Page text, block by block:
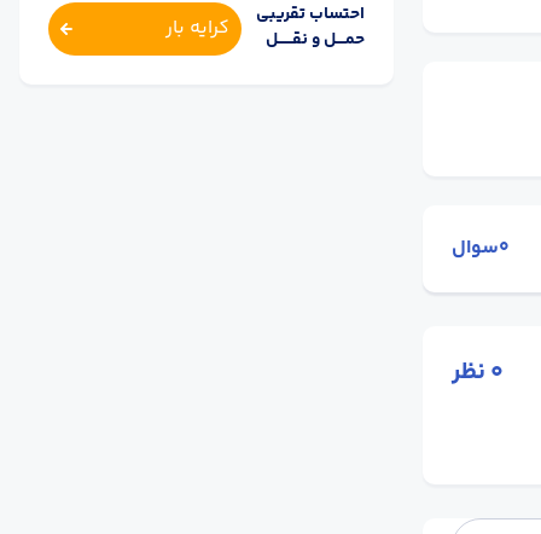
0سوال
0نظر
احتساب تقریبی
حمــــل و نقــــــل
کرایه بار